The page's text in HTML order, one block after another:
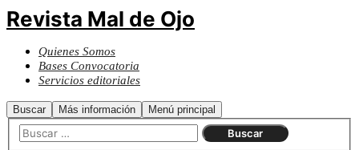
Revista Mal de Ojo
Quienes Somos
Bases Convocatoria
Servicios editoriales
Buscar Más información Menú principal